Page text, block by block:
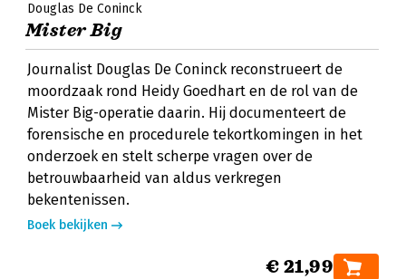
Douglas De Coninck
Mister Big
Journalist Douglas De Coninck reconstrueert de
moordzaak rond Heidy Goedhart en de rol van de
Mister Big-operatie daarin. Hij documenteert de
forensische en procedurele tekortkomingen in het
onderzoek en stelt scherpe vragen over de
betrouwbaarheid van aldus verkregen
bekentenissen.
Boek bekijken
€ 21,99